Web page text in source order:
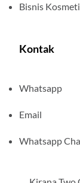
Bisnis
Kontak
Whatsapp
Email
Whatsapp